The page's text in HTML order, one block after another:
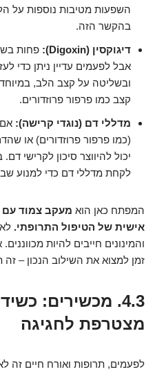
השפעות מטיבות נוספות על
בהקשר הזה.
דיגוקסין (Digoxin):
אבל לפעמים עדיין ניתן כדי
ובשליטה על קצב הלב,
קצב כמו פרפור פרוזדורים.
מדללי דם (נוגדי קרישה):
(כמו פרפור פרוזדורים) או
יכול להיווצר סיכון לקרישי
לקחת מדללי דם כדי למנוע
המפתח כאן הוא מעקב צמוד עם
אישית של הטיפול התרופתי.
והמינונים חייבים להיות
זמן למצוא את השילוב הנכון – זה
4.3. מכשירים:
מצטרפת לחגיגה
לפעמים, תרופות ואורח חיים זה